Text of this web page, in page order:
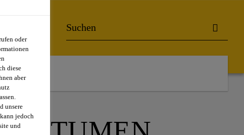
oder
diese
aber
unsere
jedoch
und